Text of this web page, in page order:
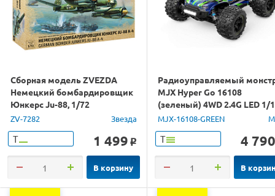
Сборная модель ZVEZDA
Немецкий бомбардировщик
Юнкерс Ju-88, 1/72
ZV-7282 Звезда
Т 1 499 o
В корзину
Радиоуправляемый
MJX Hyper Go 16108
(зеленый) 4WD 2.4G LED 1/
RTR
MJX-16108-GREEN
Т 4 790
В